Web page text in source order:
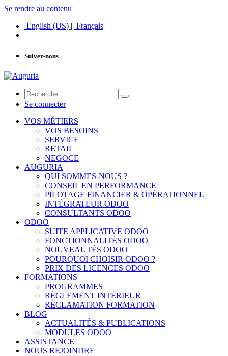
Se rendre au contenu
English (US) | Français
Suivez-nous
Se connecter
VOS MÉTIERS
VOS BESOINS
SERVICE
RETAIL
NEGOCE
AUGURIA
QUI SOMMES-NOUS ?
CONSEIL EN PERFORMANCE
PILOTAGE FINANCIER & OPÉRATIONNEL
INTÉGRATEUR ODOO
CONSULTANTS ODOO
ODOO
SUITE APPLICATIVE ODOO
FONCTIONNALITÉS ODOO
NOUVEAUTÉS ODOO
POURQUOI CHOISIR ODOO ?
PRIX DES LICENCES ODOO
FORMATIONS
PROGRAMMES
RÈGLEMENT INTÉRIEUR
RÉCLAMATION FORMATION
BLOG
ACTUALITÉS & PUBLICATIONS
MODULES ODOO
ASSISTANCE
NOUS REJOINDRE